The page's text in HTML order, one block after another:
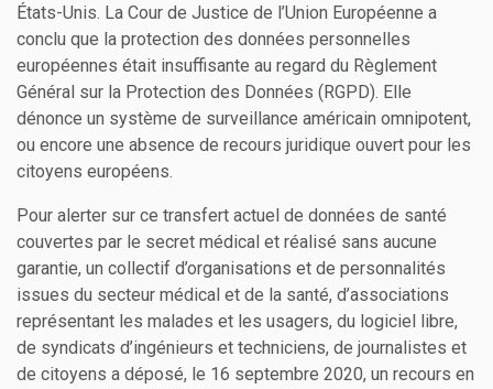
États-Unis. La Cour de Justice de l’Union Européenne a
conclu que la protection des données personnelles
européennes était insuffisante au regard du Règlement
Général sur la Protection des Données (RGPD). Elle
dénonce un système de surveillance américain omnipotent,
ou encore une absence de recours juridique ouvert pour les
citoyens européens.
Pour alerter sur ce transfert actuel de données de santé
couvertes par le secret médical et réalisé sans aucune
garantie, un collectif d’organisations et de personnalités
issues du secteur médical et de la santé, d’associations
représentant les malades et les usagers, du logiciel libre,
de syndicats d’ingénieurs et techniciens, de journalistes et
de citoyens a déposé, le 16 septembre 2020, un recours en